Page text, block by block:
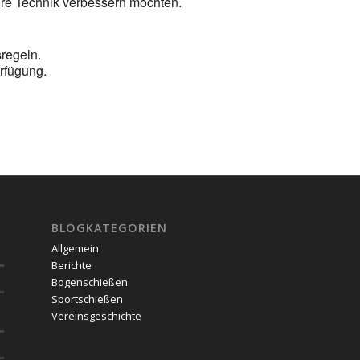
BLOGKATEGORIEN
Allgemein
Berichte
Bogenschießen
Sportschießen
Vereinsgeschichte